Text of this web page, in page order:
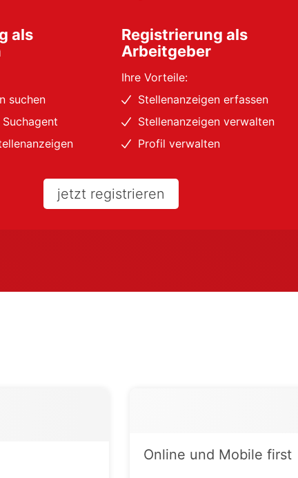
als
suchen
Registrierung als
Arbeitgeber
Ihre Vorteile:
Stellenanzeigen erfassen
Stellenanzeigen verwalten
Profil verwalten
jetzt registrieren
Online und Mobile first